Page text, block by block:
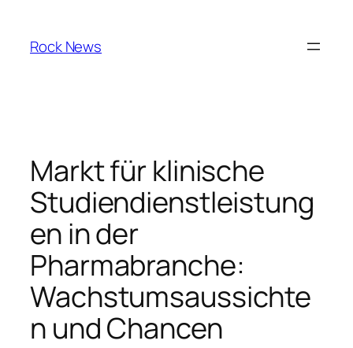
content
Rock News
Markt für klinische
Studiendienstleistung
en in der
Pharmabranche:
Wachstumsaussichte
n und Chancen